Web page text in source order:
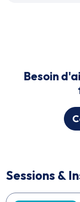
Besoin
Sessions &